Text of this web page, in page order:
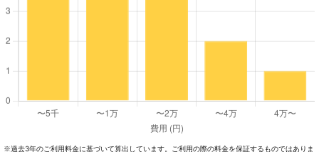
※過去3年のご利⽤料⾦に基づいて算出しています。ご利⽤の際の料⾦を保証するものではありま